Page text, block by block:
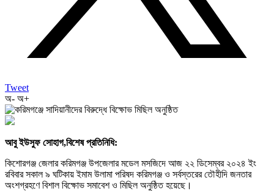
Tweet
অ- অ+
আবু ইউসুফ সোহাগ,বিশেষ প্রতিনিধি:
কিশোরগঞ্জ জেলার করিমগঞ্জ উপজেলার মডেল মসজিদে আজ ২২ ডিসেম্বর ২০২৪ ইং
রবিবার সকাল ৯ ঘটিকায় ইমাম উলামা পরিষদ করিমগঞ্জ ও সর্বস্তরের তৌহীদি জনতার
অংশগ্রহণে বিশাল বিক্ষোভ সমাবেশ ও মিছিল অনুষ্ঠিত হয়েছে।